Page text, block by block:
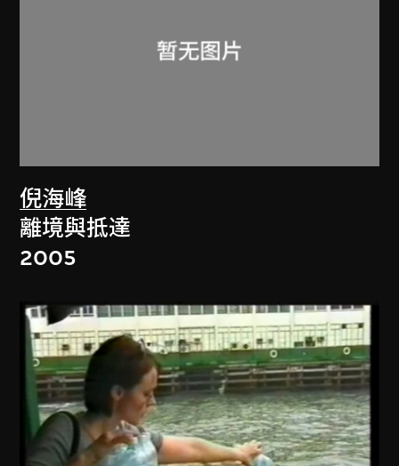
倪海峰
離境與抵達
2005